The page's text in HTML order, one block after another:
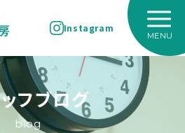
Instagram
フブログ
blog